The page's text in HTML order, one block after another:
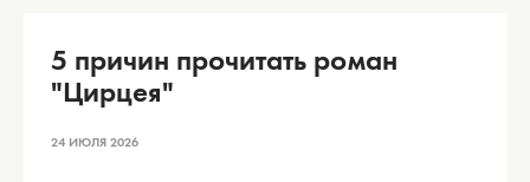
5 причин прочитать роман
"Цирцея"
24 ИЮЛЯ 2026